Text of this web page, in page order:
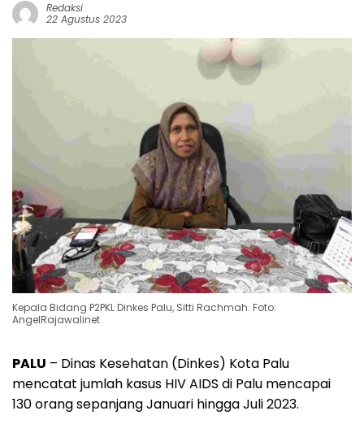
Redaksi
22 Agustus 2023
Kepala Bidang P2PKL Dinkes Palu, Sitti Rachmah. Foto:
AngelRajawalinet
PALU – Dinas Kesehatan (Dinkes) Kota Palu
mencatat jumlah kasus HIV AIDS di Palu mencapai
130 orang sepanjang Januari hingga Juli 2023.